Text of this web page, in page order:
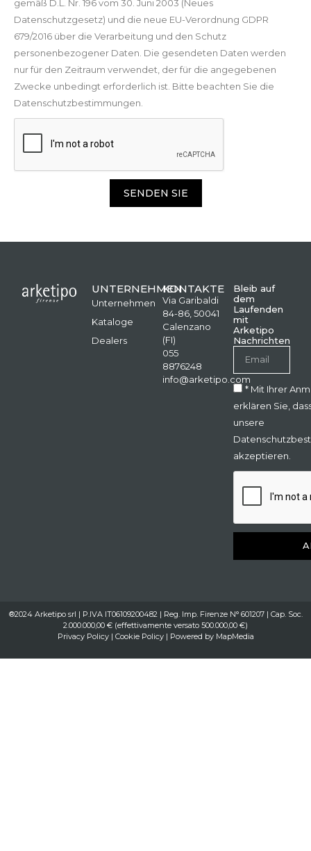
gemäß D.L. Nr. 196 vom 30. Juni 2003 (Neues
Datenschutzgesetz) und die neue EU-Verordnung GDPR
679/2016 über die Verarbeitung und den Schutz
personenbezogener Daten. Die gesendeten Daten werden
nur für den Zeitraum verwendet, der für die angegebenen
Zwecke unbedingt erforderlich ist. Bitte beachten Sie die
Datenschutzbestimmungen.
SENDEN SIE
UNTERNEHMEN
Unternehmen
Kataloge
Dealers
KONTAKTE
Via Garibaldi
84-86, 50041
Calenzano
(FI)
055
8876248
info@arketipo.com
Bleib auf
dem
Laufenden
mit
Arketipo
Nachrichten
* Mit Ihrer
erklären Sie,
unsere
akzeptieren.
®2024 Arketipo srl | P.IVA IT06109200482 | Reg. Imp. Firenze N° 601207 | Cap. Soc.
2.000.000,00 € (effettivamente versato 500.000,00 €)
Privacy Policy| Cookie Policy| Powered by MapMedia